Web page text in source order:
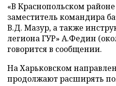
«В Краснопольском
заместитель командира
В.Д. Мазур, а также
легиона ГУР» А.Федин
говорится в сообщении.
На Харьковском
продолжают расширять